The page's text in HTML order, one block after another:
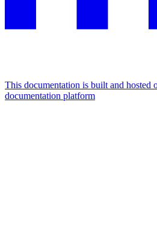
This documentation is built and hosted
documentation platform